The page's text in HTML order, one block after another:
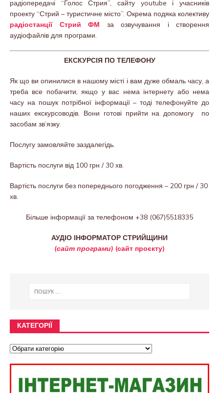
радіопередачі “Голос Стрия”, сайту youtube і учасників
проекту “Стрий – туристичне місто”. Окрема подяка колективу
радіостанції Стрий ФМ за озвучування і створення
аудіофайлів для програми.
ЕКСКУРСІЯ ПО ТЕЛЕФОНУ
Як що ви опинилися в нашому місті і вам дуже обмаль часу, а
треба все побачити, якщо у вас нема інтернету або нема
часу на пошук потрібної інформації – тоді телефонуйте до
наших екскурсоводів. Вони готові прийти на допомогу по
засобам зв’язку.
Послугу замовляйте заздалегідь.
Вартість послуги від 100 грн / 30 хв.
Вартість послуги без попереднього погодження – 200 грн / 30
хв.
Більше інформації за телефоном +38 (067)5518335
АУДІО ІНФОРМАТОР СТРИЙЩИНИ
(сайт програми) (сайт проєкту)
КАТЕГОРІЇ